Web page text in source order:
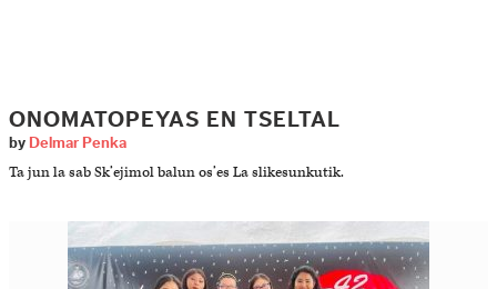
ONOMATOPEYAS EN TSELTAL
by Delmar Penka
Ta jun la sab Sk’ejimol balun os’es La slikesunkutik.